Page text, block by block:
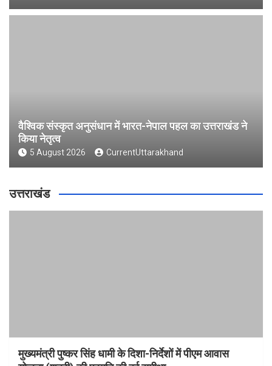
वैश्विक संस्कृत अनुसंधान में भारत-नेपाल पहल का उत्तराखंड ने
किया नेतृत्व
5 August 2026 CurrentUttarakhand
उत्तराखंड
मुख्यमंत्री पुष्कर सिंह धामी के दिशा-निर्देशों में पीएम आवास